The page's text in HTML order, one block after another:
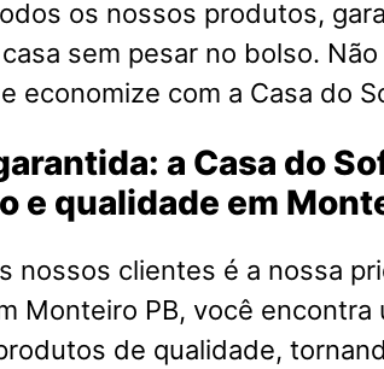
os nossos produtos,
sem pesar no bolso.
economize com a Casa do
a Casa do
e qualidade em
nossos clientes é a nossa
Monteiro PB, você
de qualidade,